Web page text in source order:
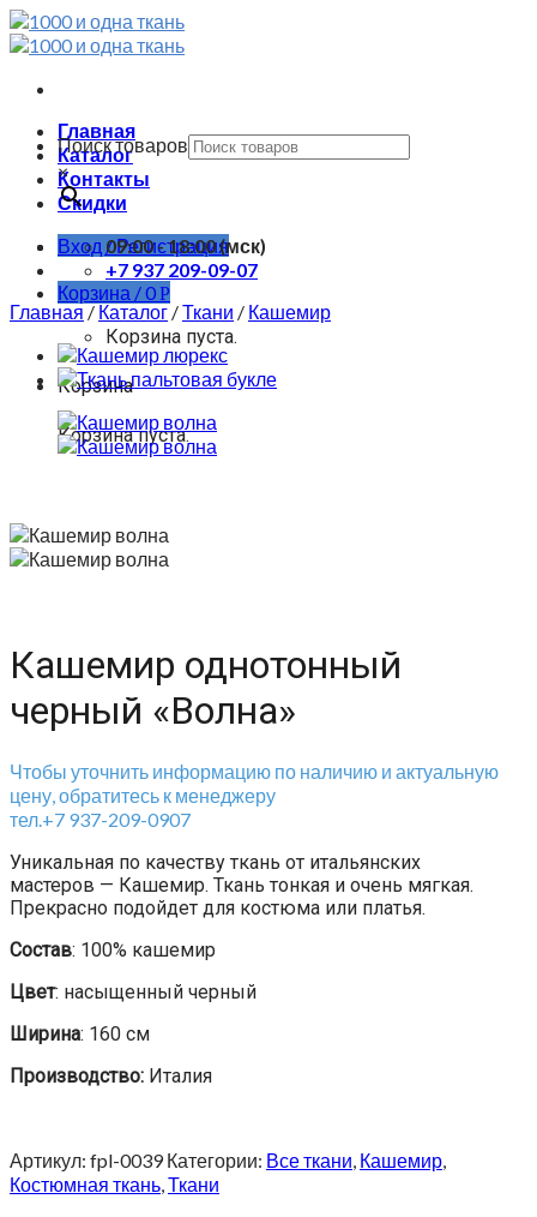
Skip
to
Главная
Каталог
Контакты
Скидки
Вход / Регистрация
Корзина /0Р
Корзина пуста.
Корзина
Корзина пуста.
Поиск товаров
×
09:00 - 18:00 (мск)
+7 937 209-09-07
Главная/Каталог /Ткани / Кашемир
Кашемир однотонный
черный «Волна»
Чтобы уточнить информацию по наличию и актуальную
цену, обратитесь к менеджеру
тел.+7 937-209-0907
Уникальная по качеству ткань от итальянских
мастеров — Кашемир. Ткань тонкая и очень мягкая.
Прекрасно подойдет для костюма или платья.
Состав: 100% кашемир
Цвет: насыщенный черный
Ширина: 160 см
Производство: Италия
Артикул: fpl-0039 Категории: Все ткани, Кашемир,
Костюмная ткань,Ткани